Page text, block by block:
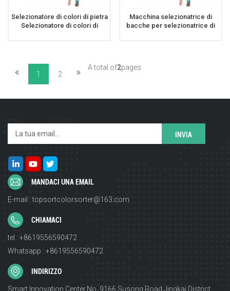
Selezionatore di colori di pietra
Selezionatore di colori di
Macchina selezionatrice di
bacche per selezionatrice di
1 2
A total of2pages
MANDACI UNA EMAIL
E-mail : topsortcolorsorter@163.com
CHIAMACI
tel : +8619556590472
Whatsapp : +8619556590472
INDIRIZZO
Smart Innovation Center,No. 9166,Susong Road,Jingkai District,